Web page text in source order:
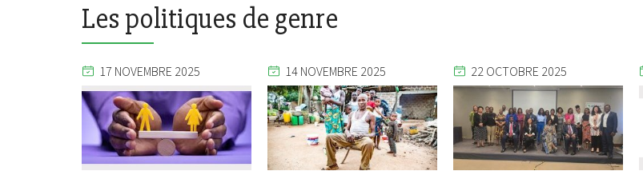
Les politiques de genre
17 NOVEMBRE 2025 14 NOVEMBRE 2025 22 OCTOBRE 2025